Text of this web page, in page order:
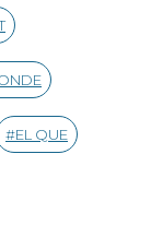
EL QUE